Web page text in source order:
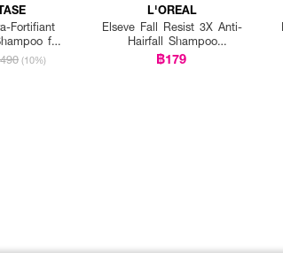
Fortifiant
for
(10%)
L'OREAL
Elseve Fall Resist 3X Anti-
Hairfall Shampoo
Scalp+Hair
฿179